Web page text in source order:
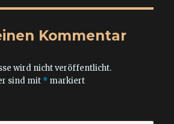
Kommentar
wird nicht veröffentlicht.
sind mit * markiert